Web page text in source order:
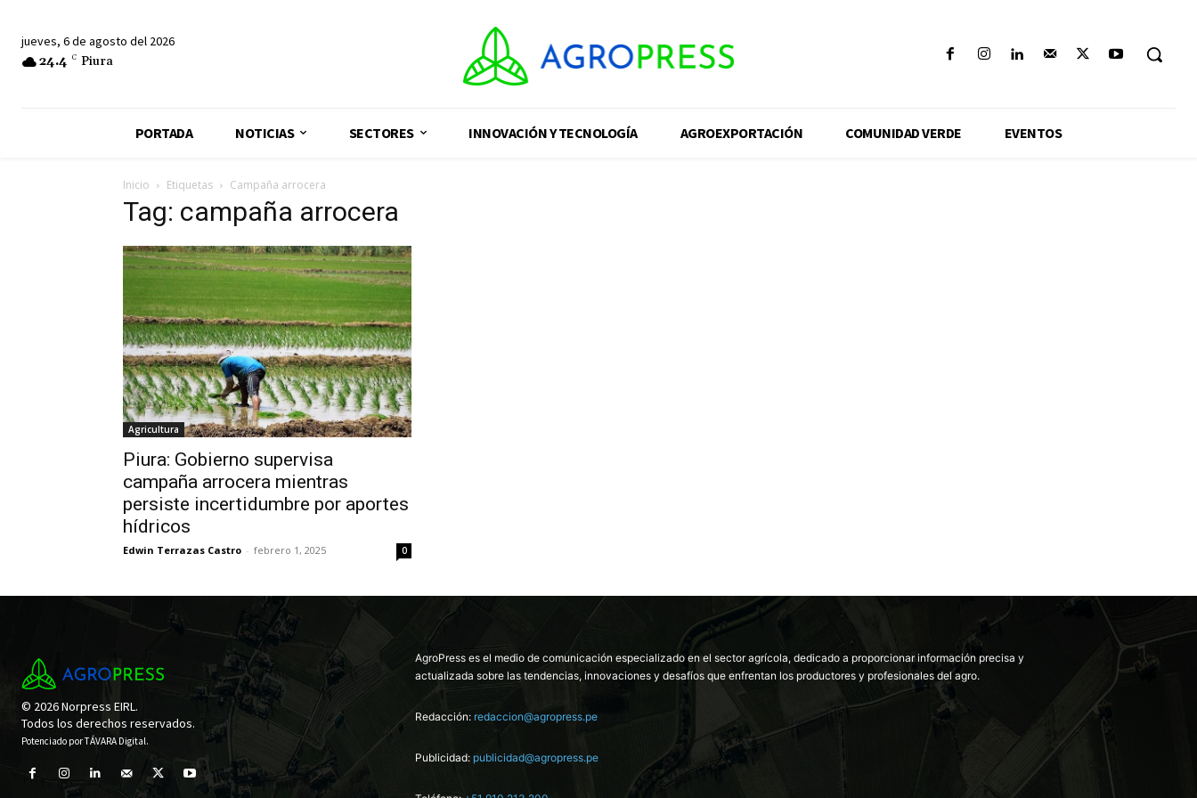
jueves, 6 de agosto del 2026
24.4 C Piura
PORTADA NOTICIAS SECTORES INNOVACIÓN Y TECNOLOGÍA AGROEXPORTACIÓN COMUNIDAD VERDE EVENTOS
Inicio Etiquetas Campaña arrocera
Tag: campaña arrocera
Agricultura
Piura: Gobierno supervisa
campaña arrocera mientras
persiste incertidumbre por aportes
hídricos
Edwin Terrazas Castro - febrero 1, 2025 0
© 2026 Norpress EIRL.
Todos los derechos reservados.
Potenciado porTÁVARA Digital.
AgroPress es el medio de comunicación especializado en el sector agrícola, dedicado a proporcionar información precisa y
actualizada sobre las tendencias, innovaciones y desafíos que enfrentan los productores y profesionales del agro.
Redacción: redaccion@agropress.pe
Publicidad: publicidad@agropress.pe